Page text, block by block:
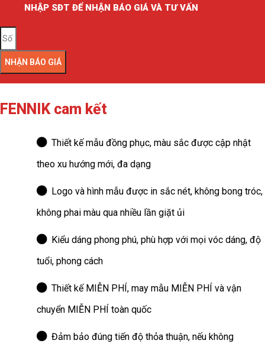
NHẬP SĐT ĐỂ NHẬN BÁO GIÁ VÀ TƯ VẤN
NHẬN BÁO GIÁ
FENNIK cam kết
Thiết kế mẫu đồng phục, màu sắc được cập nhật
theo xu hướng mới, đa dạng
Logo và hình mẫu được in sắc nét, không bong tróc,
không phai màu qua nhiều lần giặt ủi
Kiểu dáng phong phú, phù hợp với mọi vóc dáng, độ
tuổi, phong cách
Thiết kế MIỄN PHÍ, may mẫu MIỄN PHÍ và vận
chuyển MIỄN PHÍ toàn quốc
Đảm bảo đúng tiến độ thỏa thuận, nếu không